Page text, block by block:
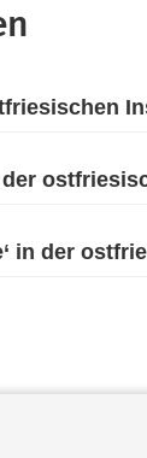
in der